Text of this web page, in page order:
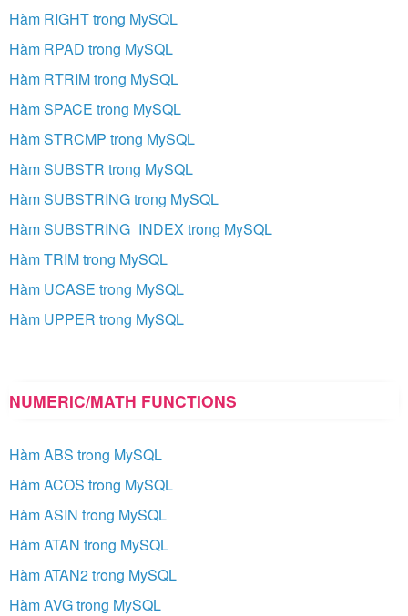
Hàm RIGHT trong MySQL
Hàm RPAD trong MySQL
Hàm RTRIM trong MySQL
Hàm SPACE trong MySQL
Hàm STRCMP trong MySQL
Hàm SUBSTR trong MySQL
Hàm SUBSTRING trong MySQL
Hàm SUBSTRING_INDEX trong MySQL
Hàm TRIM trong MySQL
Hàm UCASE trong MySQL
Hàm UPPER trong MySQL
NUMERIC/MATH FUNCTIONS
Hàm ABS trong MySQL
Hàm ACOS trong MySQL
Hàm ASIN trong MySQL
Hàm ATAN trong MySQL
Hàm ATAN2 trong MySQL
Hàm AVG trong MySQL